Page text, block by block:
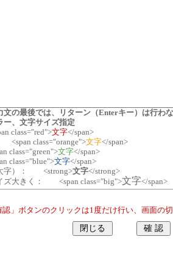
文の最後では、リターン（Enterキー）は行わな
ー、文字サイズ指定
class="red">文字</span>
class="orange">文字</span>
文字</span>
文字</span>
字）： <strong>文字</strong>
ズ大きく： <span class="big">文字</span>
認」ボタンのクリックは1度だけ行い、画面の